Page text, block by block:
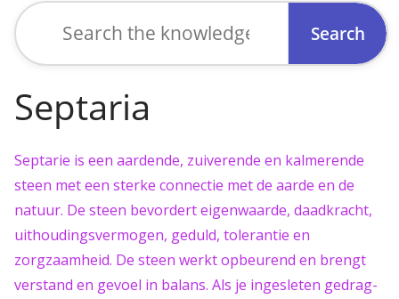
Search
for:
Septaria
Septarie is een aardende, zuiverende en kalmerende
steen met een sterke connectie met de aarde en de
natuur. De steen bevordert eigenwaarde, daadkracht,
uithoudingsvermogen, geduld, tolerantie en
zorgzaamheid. De steen werkt opbeurend en brengt
verstand en gevoel in balans. Als je ingesleten gedrag-